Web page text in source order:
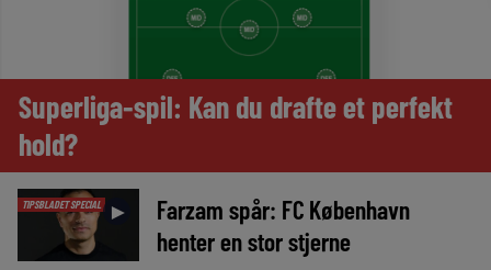
Superliga-spil: Kan du drafte et perfekt
hold?
TIPSBLADET SPECIAL ►
Farzam spår: FC København
henter en stor stjerne